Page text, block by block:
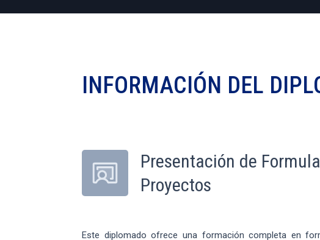
INFORMACIÓN DEL
Presentación de
Proyectos
Este diplomado ofrece una formación completa en